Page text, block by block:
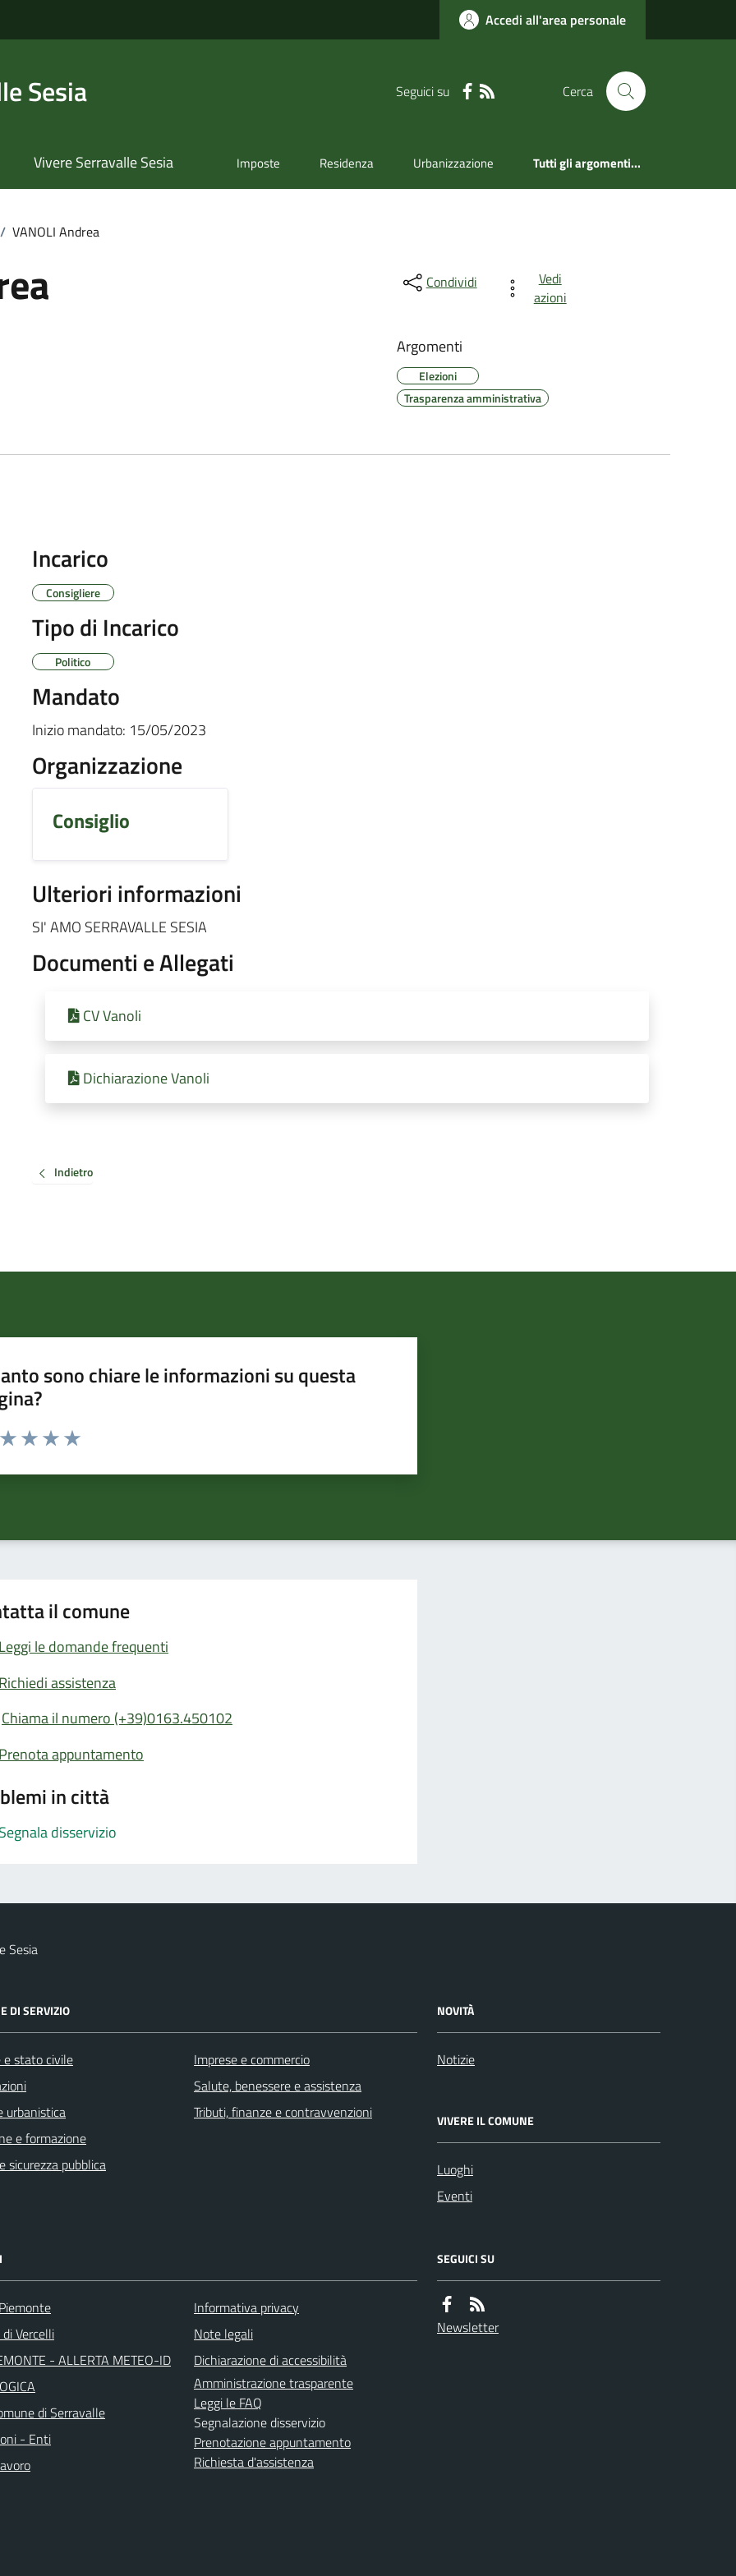
Accedi all'area personale
Sesia Seguici su Cerca
Vivere Serravalle Sesia Imposte Residenza Urbanizzazione Tutti gli argomenti...
/ VANOLI Andrea
Condividi
Vedi
azioni
Argomenti
Elezioni
Trasparenza amministrativa
Incarico
Consigliere
Tipo di Incarico
Politico
Mandato
Inizio mandato: 15/05/2023
Organizzazione
Consiglio
Ulteriori informazioni
SI' AMO SERRAVALLE SESIA
Documenti e Allegati
CV Vanoli
Dichiarazione Vanoli
Indietro
sono chiare le informazioni su questa
da 1 a 5 stelle la pagina
il comune
Leggi le domande frequenti
Richiedi assistenza
Chiama il numero (+39)0163.450102
Prenota appuntamento
in città
Segnala disservizio
Sesia
DI SERVIZIO
e stato civile
urbanistica
e formazione
sicurezza pubblica
Imprese e commercio
Salute, benessere e assistenza
Tributi, finanze e contravvenzioni
NOVITÀ
Notizie
VIVERE IL COMUNE
Luoghi
Eventi
Vercelli
- ALLERTA METEO-ID
di Serravalle
- Enti
Informativa privacy
Note legali
Dichiarazione di accessibilità
Amministrazione trasparente
Leggi le FAQ
Segnalazione disservizio
Prenotazione appuntamento
Richiesta d'assistenza
SEGUICI SU
Newsletter